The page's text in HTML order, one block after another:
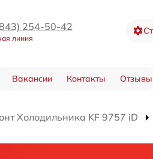
254-50-42
линия
Вакансии Контакты Отзывы
Холодильника KF 9757 iD